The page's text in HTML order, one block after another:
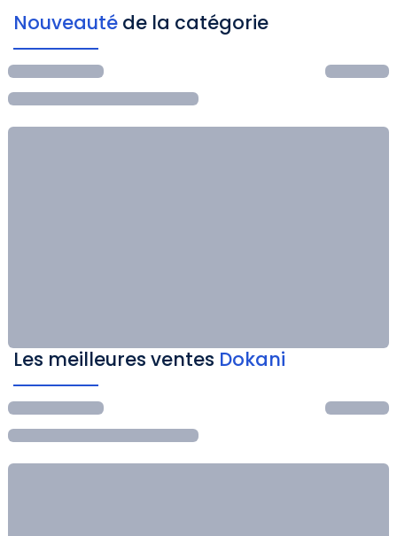
Nouveauté de la catégorie
Les meilleures ventes Dokani